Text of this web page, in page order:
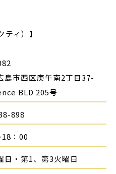
ティ）】
島市西区庚午南2丁目37-
BLD 205号
898
：00
日・第1、第3火曜日